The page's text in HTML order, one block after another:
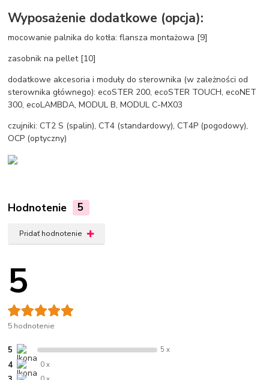
Wyposażenie dodatkowe (opcja):
mocowanie palnika do kotła: flansza montażowa [9]
zasobnik na pellet [10]
dodatkowe akcesoria i moduły do sterownika (w zależności od
sterownika głównego): ecoSTER 200, ecoSTER TOUCH, ecoNET
300, ecoLAMBDA, MODUL B, MODUL C-MX03
czujniki: CT2 S (spalin), CT4 (standardowy), CT4P (pogodowy),
OCP (optyczny)
Hodnotenie 5
Pridať hodnotenie
5
5 hodnotenie
5 5 x
4 0 x